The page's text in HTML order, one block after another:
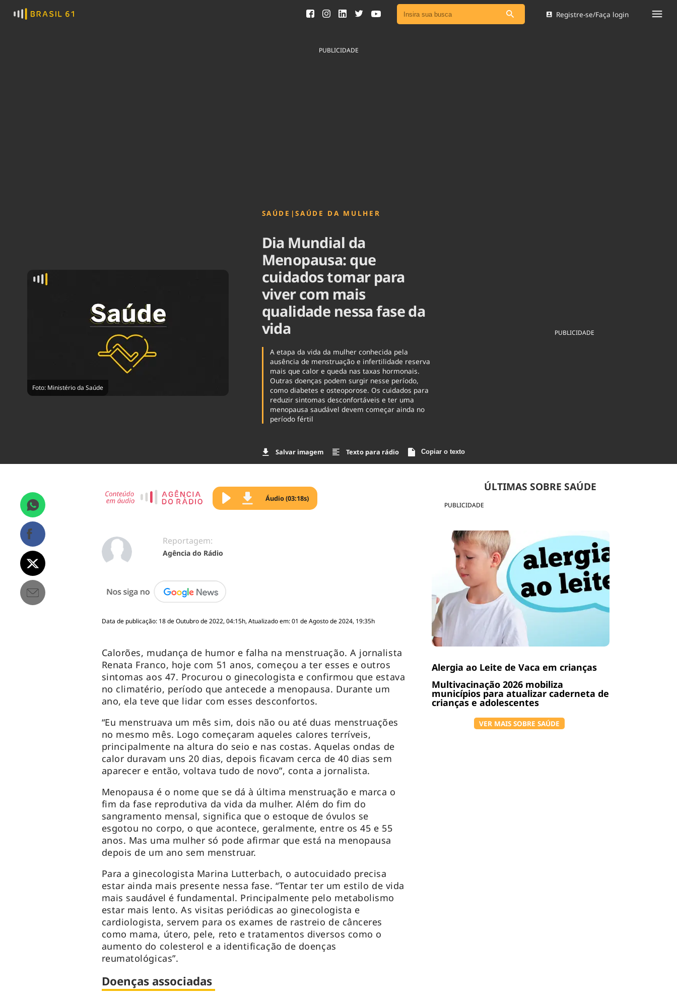
Ver todas as notícias
Registre-se/Faça login
PUBLICIDADE
Foto: Ministério da Saúde
SAÚDE |SAÚDE DA MULHER
Dia Mundial da
Menopausa: que
cuidados tomar para
viver com mais
qualidade nessa fase da
vida
A etapa da vida da mulher conhecida pela
ausência de menstruação e infertilidade reserva
mais que calor e queda nas taxas hormonais.
Outras doenças podem surgir nesse período,
como diabetes e osteoporose. Os cuidados para
reduzir sintomas desconfortáveis e ter uma
menopausa saudável devem começar ainda no
período fértil
Salvar imagem Texto para rádio Copiar o texto
PUBLICIDADE
PUBLICIDADE
ÚLTIMAS SOBRE SAÚDE
Alergia ao Leite de Vaca em crianças
Multivacinação 2026 mobiliza
municípios para atualizar caderneta de
crianças e adolescentes
VER MAIS SOBRE SAÚDE
Áudio (03:18s)
Reportagem:
Agência do Rádio
Data de publicação: 18 de Outubro de 2022, 04:15h, Atualizado em: 01 de Agosto de 2024, 19:35h
Calorões, mudança de humor e falha na menstruação. A jornalista
Renata Franco, hoje com 51 anos, começou a ter esses e outros
sintomas aos 47. Procurou o ginecologista e confirmou que estava
no climatério, período que antecede a menopausa. Durante um
ano, ela teve que lidar com esses desconfortos.
“Eu menstruava um mês sim, dois não ou até duas menstruações
no mesmo mês. Logo começaram aqueles calores terríveis,
principalmente na altura do seio e nas costas. Aquelas ondas de
calor duravam uns 20 dias, depois ficavam cerca de 40 dias sem
aparecer e então, voltava tudo de novo”, conta a jornalista.
Menopausa é o nome que se dá à última menstruação e marca o
fim da fase reprodutiva da vida da mulher. Além do fim do
sangramento mensal, significa que o estoque de óvulos se
esgotou no corpo, o que acontece, geralmente, entre os 45 e 55
anos. Mas uma mulher só pode afirmar que está na menopausa
depois de um ano sem menstruar.
Para a ginecologista Marina Lutterbach, o autocuidado precisa
estar ainda mais presente nessa fase. “Tentar ter um estilo de vida
mais saudável é fundamental. Principalmente pelo metabolismo
estar mais lento. As visitas periódicas ao ginecologista e
cardiologista, servem para os exames de rastreio de cânceres
como mama, útero, pele, reto e tratamentos diversos como o
aumento do colesterol e a identificação de doenças
reumatológicas”.
Doenças associadas